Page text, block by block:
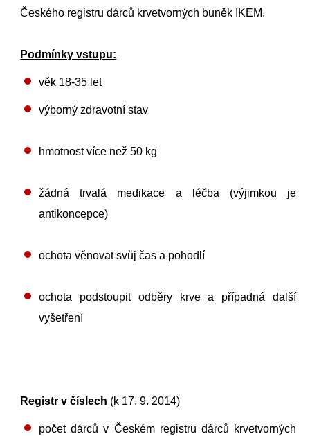
Českého registru dárců krvetvorných buněk IKEM.
Podmínky vstupu:
věk 18-35 let
výborný zdravotní stav
hmotnost více než 50 kg
žádná trvalá medikace a léčba (výjimkou je
antikoncepce)
ochota věnovat svůj čas a pohodlí
ochota podstoupit odběry krve a případná další
vyšetření
Registr v číslech (k 17. 9. 2014)
počet dárců v Českém registru dárců krvetvorných